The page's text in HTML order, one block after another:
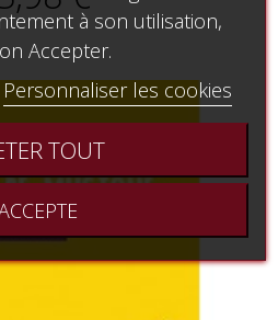
à son utilisation,
Accepter.
Personnaliser les cookies
TOUT